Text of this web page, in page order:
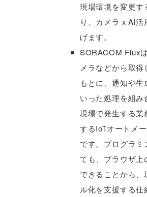
現場環境を変更す
り、カメラｘAI
げます。
SORACOM Flux
メラなどから取
もとに、通知や
いった処理を組み
現場で発生する業
するIoTオートメ
です。プログラミ
ても、ブラウザ上
できることから、
ル化を支援する